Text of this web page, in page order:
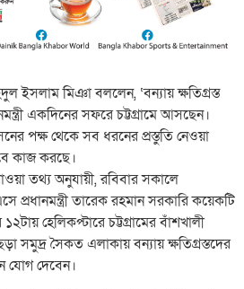
ইসলাম মিঞা বললেন, ‘বন্যায় ক্ষতিগ্রস্ত
একদিনের সফরে চট্টগ্রামে আসছেন।
পক্ষ থেকে সব ধরনের প্রস্তুতি নেওয়া
কাজ করছে।
তথ্য অনুযায়ী, রবিবার সকালে
প্রধানমন্ত্রী তারেক রহমান সরকারি কয়েকটি
হেলিকপ্টারে চট্টগ্রামের বাঁশখালী
সমুদ্র সৈকত এলাকায় বন্যায় ক্ষতিগ্রস্তদের
যোগ দেবেন।